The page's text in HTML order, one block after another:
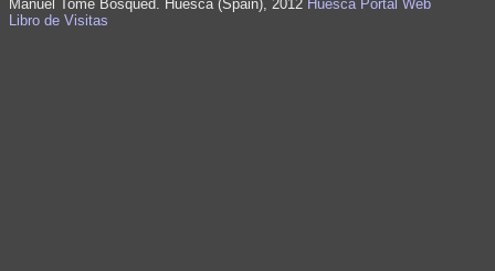
Manuel Tomé Bosqued. Huesca (Spain), 2012 Huesca Portal Web
Libro de Visitas